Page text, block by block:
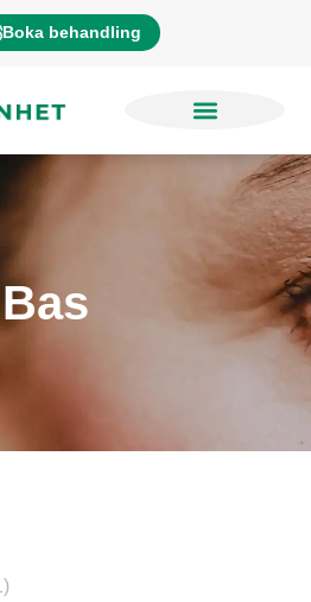
Boka behandling
Bas
)